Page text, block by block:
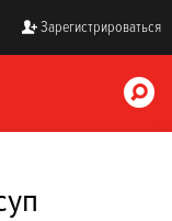
Зарегистрироваться